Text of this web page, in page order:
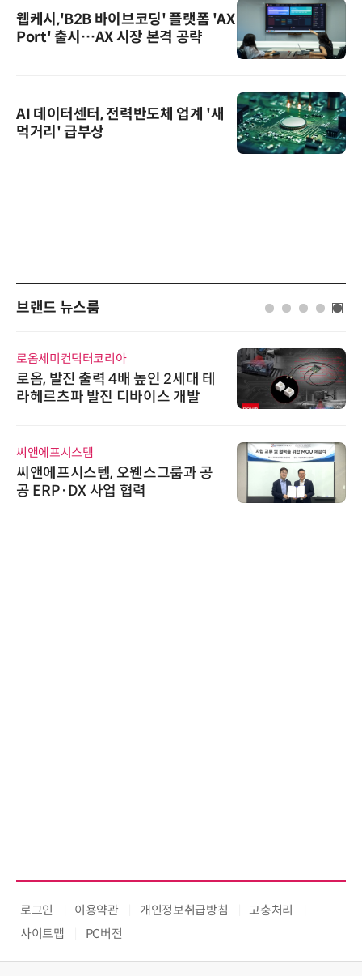
웹케시,'B2B 바이브코딩' 플랫폼 'AX
Port' 출시…AX 시장 본격 공략
AI 데이터센터, 전력반도체 업계 '새
먹거리' 급부상
브랜드 뉴스룸
로옴세미컨덕터코리아
로옴, 발진 출력 4배 높인 2세대 테
라헤르츠파 발진 디바이스 개발
씨앤에프시스템
씨앤에프시스템, 오웬스그룹과 공
공 ERP·DX 사업 협력
로그인 이용약관 개인정보취급방침
고충처리
사이트맵
PC버전